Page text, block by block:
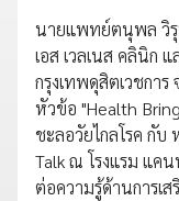
นายแพทย์ตนุพล วิ
เอส เวลเนส คลินิก
กรุงเทพดุสิตเวชกา
หัวข้อ "Health
ชะลอวัยไกลโรค กั
Talk ณ โรงแรม แค
ต่อความรู้ด้านการเ